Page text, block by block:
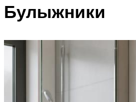
Булыжники